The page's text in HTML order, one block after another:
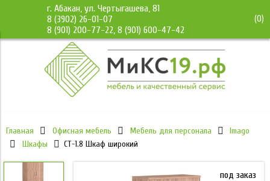
г. Абакан, ул. Чертыгашева, 81
8 (3902) 26-01-07
8 (901) 200-77-22, 8 (901) 600-47-42
(0)
Главная Офисная мебель Мебель для персонала
Imago
Шкафы
СТ-1.8 Шкаф широкий
под заказ